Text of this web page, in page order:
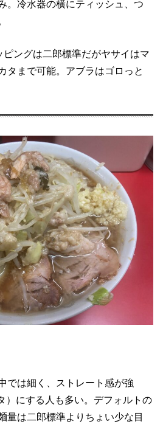
。冷水器の横にティッシュ、つ
ピングは二郎標準だがヤサイはマ
タまで可能。アブラはゴロっと
では細く、ストレート感が強
）にする人も多い。デフォルトの
量は二郎標準よりちょい少な目